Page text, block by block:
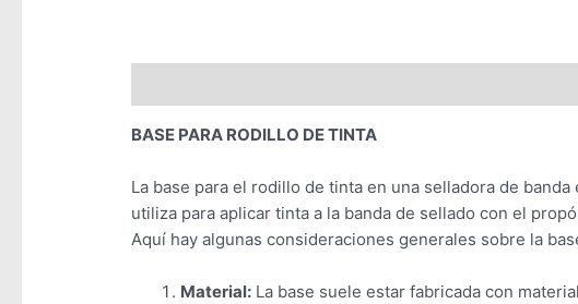
BASE PARA RODILLO DE TINTA
La base para el rodillo de tinta en una selladora de
utiliza para aplicar tinta a la banda de sellado con el
Aquí hay algunas consideraciones generales sobre la
Material: La base suele estar fabricada con